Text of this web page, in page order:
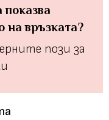
показва
на връзката?
пози за